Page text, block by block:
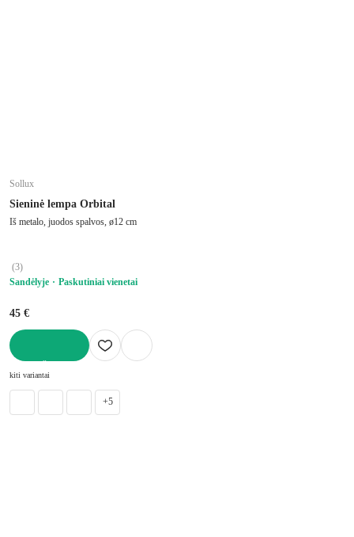
Sollux
Sieninė lempa Orbital
Iš metalo, juodos spalvos, ø12 cm
(3)
Sandėlyje
Paskutiniai vienetai
45 €
kiti variantai
+5